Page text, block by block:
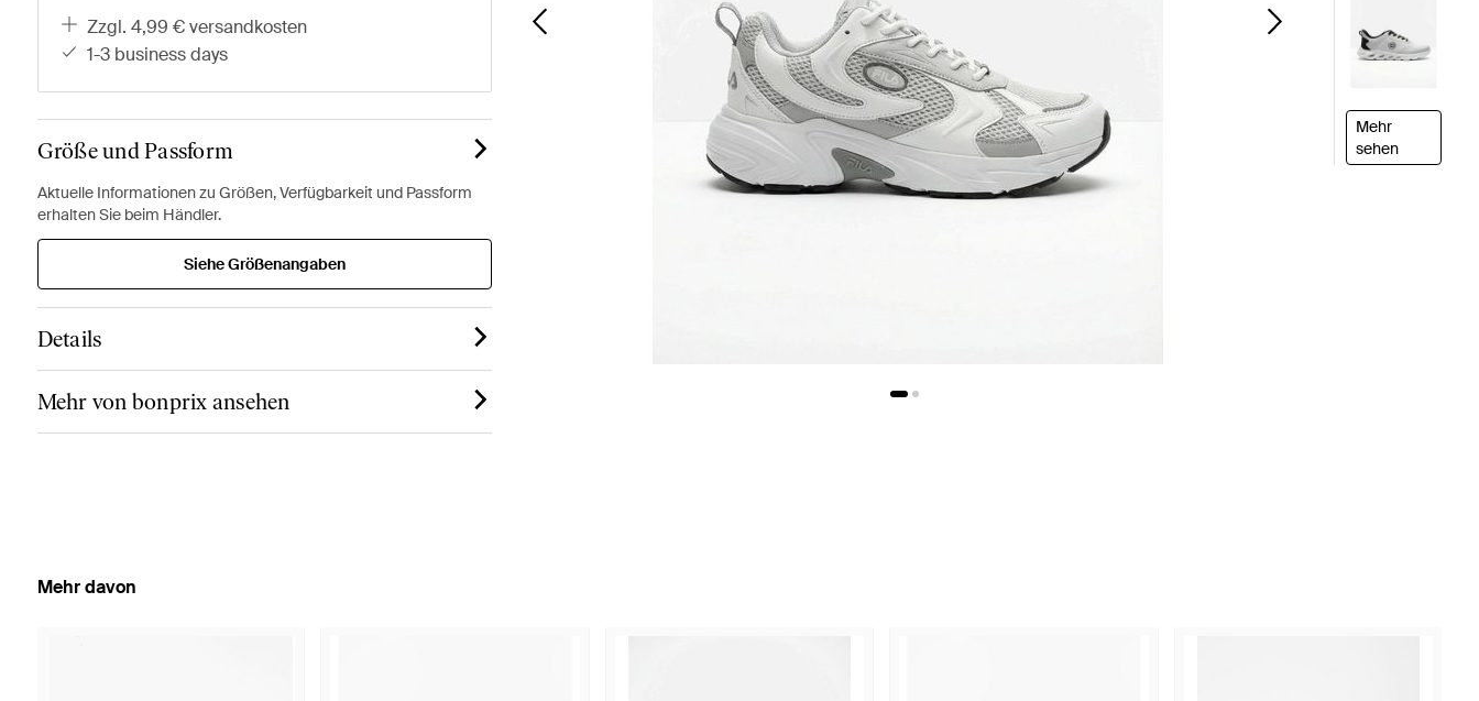
zzgl. 4,99 € versandkosten
1-3 business days
Größe und Passform
Aktuelle Informationen zu Größen, Verfügbarkeit und Passform
erhalten Sie beim Händler.
Siehe Größenangaben
Details
Mehr von bonprix ansehen
Mehr
sehen
Mehr davon